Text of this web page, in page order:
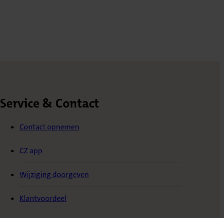
Service & Contact
Contact opnemen
CZ app
Wijziging doorgeven
Klantvoordeel